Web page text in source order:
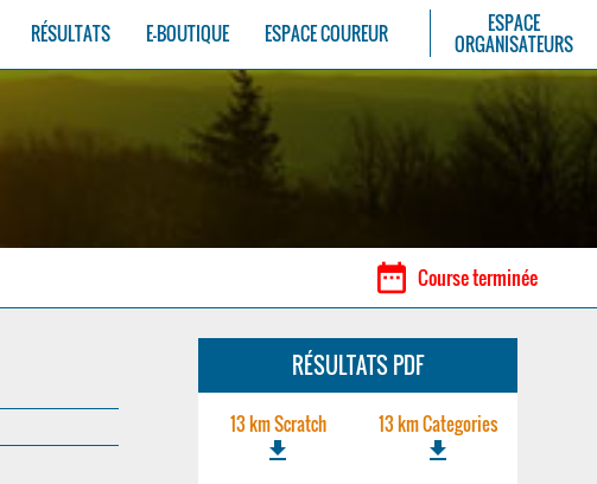
RÉSULTATS E-BOUTIQUE ESPACE COUREUR
ESPACE
ORGANISATEURS
date_range Course terminée
RÉSULTATS PDF
13 km Scratch
file_download
13 km Categories
file_download